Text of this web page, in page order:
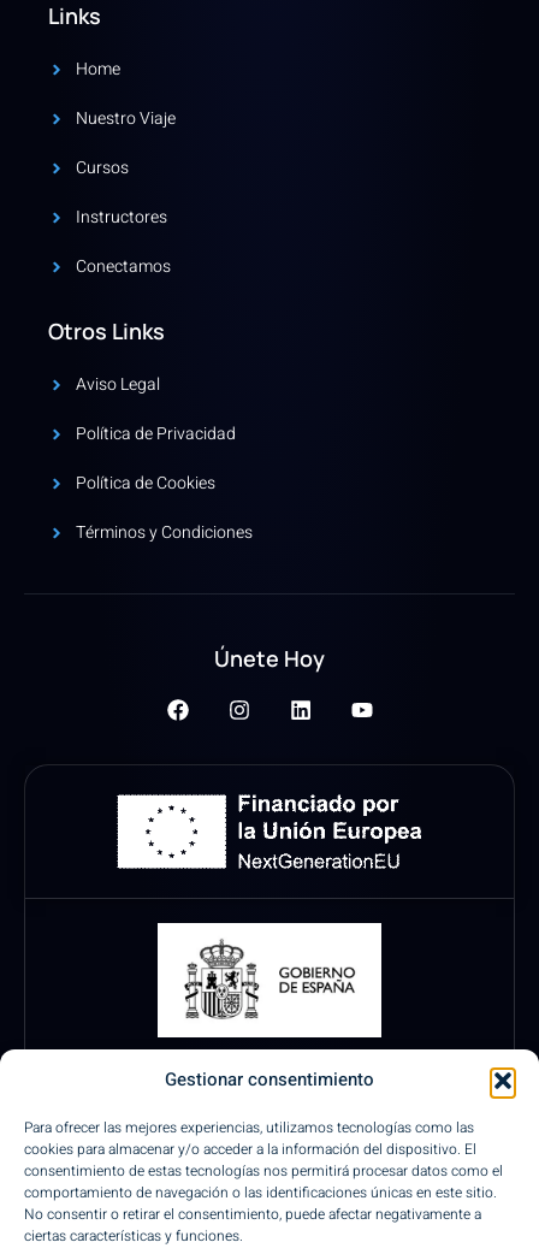
Gestionar consentimiento
Para ofrecer las mejores experiencias, utilizamos tecnologías como las
cookies para almacenar y/o acceder a la información del dispositivo. El
consentimiento de estas tecnologías nos permitirá procesar datos como el
comportamiento de navegación o las identificaciones únicas en este sitio.
No consentir o retirar el consentimiento, puede afectar negativamente a
ciertas características y funciones.
Links
Home
Nuestro Viaje
Cursos
Instructores
Conectamos
Otros Links
Aviso Legal
Política de Privacidad
Política de Cookies
Términos y Condiciones
Únete Hoy
Pagos Seguros